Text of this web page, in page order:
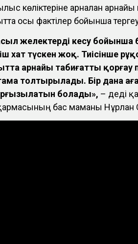
көліктеріне арналған
осы фактілер бойынша
желектерді кесу бойынша
хат түскен жоқ. Тиісінше
арнайы табиғатты қорғау
толтырылады. Бір дана
болады», – деді
бас маманы Нұрлан